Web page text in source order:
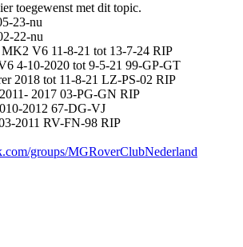
toegewenst met dit topic.
23-nu
22-nu
V6 11-8-21 tot 13-7-24 RIP
4-10-2020 tot 9-5-21 99-GP-GT
2018 tot 11-8-21 LZ-PS-02 RIP
2017 03-PG-GN RIP
2012 67-DG-VJ
2011 RV-FN-98 RIP
groups/MGRoverClubNederland